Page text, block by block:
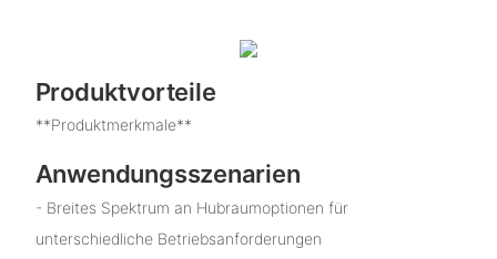
Produktvorteile
**Produktmerkmale**
Anwendungsszenarien
- Breites Spektrum an Hubraumoptionen für
unterschiedliche Betriebsanforderungen